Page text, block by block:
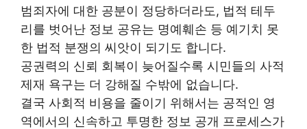
범죄자에 대한 공분이 정당하더라도, 법적 테두
리를 벗어난 정보 공유는 명예훼손 등 예기치 못
한 법적 분쟁의 씨앗이 되기도 합니다.
공권력의 신뢰 회복이 늦어질수록 시민들의 사적
제재 욕구는 더 강해질 수밖에 없습니다.
결국 사회적 비용을 줄이기 위해서는 공적인 영
역에서의 신속하고 투명한 정보 공개 프로세스가